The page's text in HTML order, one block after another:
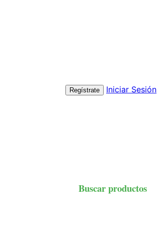
Regístrate Iniciar Sesión
Buscar productos